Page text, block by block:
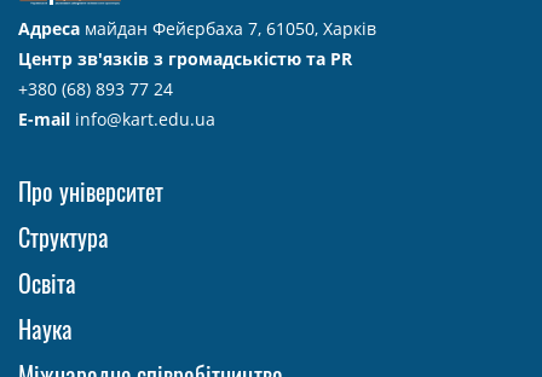
Адреса майдан Фейєрбаха 7, 61050, Харків
Центр зв'язків з громадськістю та PR
+380 (68) 893 77 24
E-mail info@kart.edu.ua
Про університет
Структура
Освіта
Наука